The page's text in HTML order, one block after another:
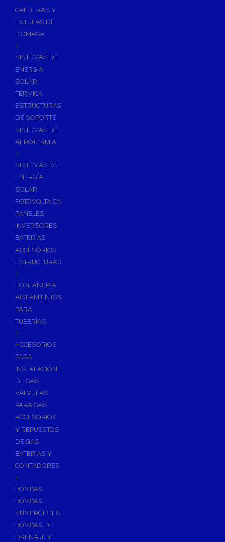
CALDERAS Y
ESTUFAS DE
BIOMASA
+
SISTEMAS DE
ENERGÍA
SOLAR
TÉRMICA
ESTRUCTURAS
DE SOPORTE
SISTEMAS DE
AEROTERMIA
+
SISTEMAS DE
ENERGÍA
SOLAR
FOTOVOLTAICA
PANELES
INVERSORES
BATERÍAS
ACCESORIOS
ESTRUCTURAS
+
FONTANERÍA
AISLAMIENTOS
PARA
TUBERÍAS
+
ACCESORIOS
PARA
INSTALACIÓN
DE GAS
VÁLVULAS
PARA GAS
ACCESORIOS
Y REPUESTOS
DE GAS
BATERIAS Y
CONTADORES
+
BOMBAS
BOMBAS
SUMERGIBLES
BOMBAS DE
DRENAJE Y